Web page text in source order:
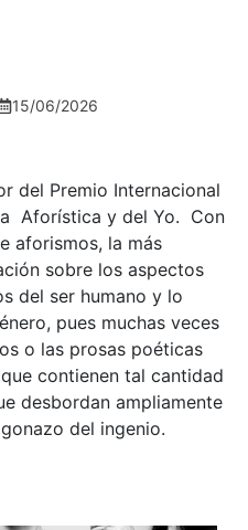
15/06/2026
del Premio Internacional
Aforística y del Yo. Con
aforismos, la más
sobre los aspectos
del ser humano y lo
pues muchas veces
o las prosas poéticas
contienen tal cantidad
desbordan ampliamente
del ingenio.